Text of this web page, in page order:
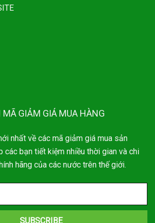
GIẢM GIÁ MUA HÀNG
nhất về các mã giảm giá mua sản
các bạn tiết kiệm nhiều thời gian và chi
hãng của các nước trên thế giới.